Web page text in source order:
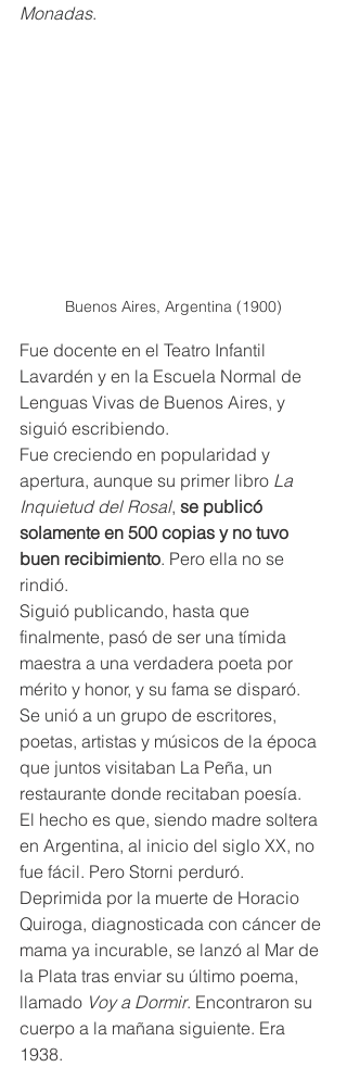
Monadas.
Buenos Aires, Argentina (1900)
Fue docente en el Teatro Infantil
Lavardén y en la Escuela Normal de
Lenguas Vivas de Buenos Aires, y
siguió escribiendo.
Fue creciendo en popularidad y
apertura, aunque su primer libro La
Inquietud del Rosal, se publicó
solamente en 500 copias y no tuvo
buen recibimiento. Pero ella no se
rindió.
Siguió publicando, hasta que
finalmente, pasó de ser una tímida
maestra a una verdadera poeta por
mérito y honor, y su fama se disparó.
Se unió a un grupo de escritores,
poetas, artistas y músicos de la época
que juntos visitaban La Peña, un
restaurante donde recitaban poesía.
El hecho es que, siendo madre soltera
en Argentina, al inicio del siglo XX, no
fue fácil. Pero Storni perduró.
Deprimida por la muerte de Horacio
Quiroga, diagnosticada con cáncer de
mama ya incurable, se lanzó al Mar de
la Plata tras enviar su último poema,
llamado Voy a Dormir. Encontraron su
cuerpo a la mañana siguiente. Era
1938.